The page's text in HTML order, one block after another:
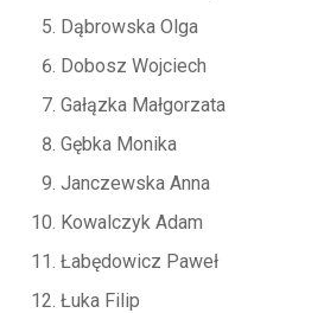
Dąbrowska Olga
Dobosz Wojciech
Gałązka Małgorzata
Gębka Monika
Janczewska Anna
Kowalczyk Adam
Łabędowicz Paweł
Łuka Filip